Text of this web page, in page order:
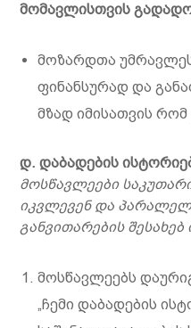
მომავლისთვის
მოზარდთა
ფინანსურად და
მზად იმისათვის
დ. დაბადების
მოსწავლეები
იკვლევენ და
განვითარების
მოსწავლეებს
„ჩემი დაბადების